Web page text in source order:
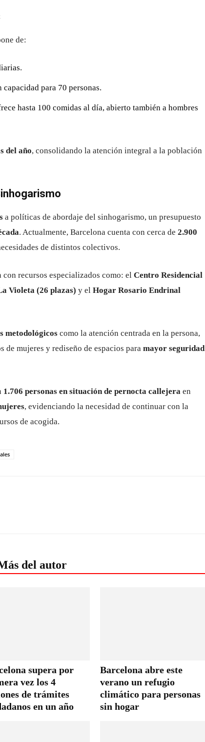
de:
capacidad para 70 personas.
hasta 100 comidas al día, abierto también a hombres
del año, consolidando la atención integral a la población
a políticas de abordaje del sinhogarismo, un presupuesto
. Actualmente, Barcelona cuenta con cerca de 2.900
de distintos colectivos.
recursos especializados como: el Centro Residencial
Violeta (26 plazas) y el Hogar Rosario Endrinal
metodológicos como la atención centrada en la persona,
de mujeres y rediseño de espacios para mayor seguridad
1.706 personas en situación de pernocta callejera en
, evidenciando la necesidad de continuar con la
de acogida.
del autor
supera por
vez los 4
de trámites
en un año
Barcelona abre este
verano un refugio
climático para personas
sin hogar